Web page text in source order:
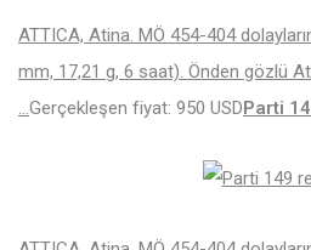
ATTICA, Atina. MÖ 454-404
mm, 17,21 g, 6 saat). Önden gözlü
Gerçekleşen fiyat: 950 USDParti